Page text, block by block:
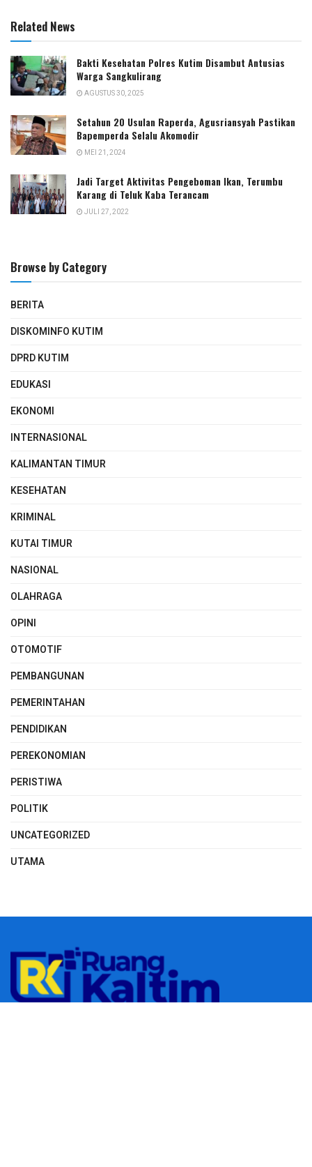
Related News
Bakti Kesehatan Polres Kutim Disambut Antusias
Warga Sangkulirang
AGUSTUS 30, 2025
Setahun 20 Usulan Raperda, Agusriansyah Pastikan
Bapemperda Selalu Akomodir
MEI 21, 2024
Jadi Target Aktivitas Pengeboman Ikan, Terumbu
Karang di Teluk Kaba Terancam
JULI 27, 2022
Browse by Category
BERITA
DISKOMINFO KUTIM
DPRD KUTIM
EDUKASI
EKONOMI
INTERNASIONAL
KALIMANTAN TIMUR
KESEHATAN
KRIMINAL
KUTAI TIMUR
NASIONAL
OLAHRAGA
OPINI
OTOMOTIF
PEMBANGUNAN
PEMERINTAHAN
PENDIDIKAN
PEREKONOMIAN
PERISTIWA
POLITIK
UNCATEGORIZED
UTAMA